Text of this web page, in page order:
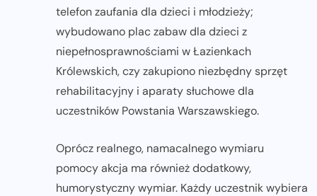
telefon zaufania dla dzieci i młodzieży;
wybudowano plac zabaw dla dzieci z
niepełnosprawnościami w Łazienkach
Królewskich, czy zakupiono niezbędny sprzęt
rehabilitacyjny i aparaty słuchowe dla
uczestników Powstania Warszawskiego.
Oprócz realnego, namacalnego wymiaru
pomocy akcja ma również dodatkowy,
humorystyczny wymiar. Każdy uczestnik wybiera